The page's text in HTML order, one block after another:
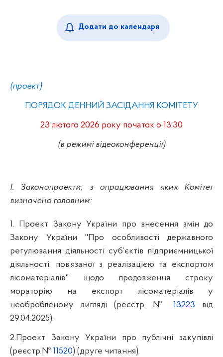
Додати до календаря
(проект)
ПОРЯДОК ДЕННИЙ ЗАСІДАННЯ КОМІТЕТУ
23 лютого 2026 року початок о 13:30
(в режимі відеоконференції)
І. Законопроекти, з опрацювання яких Комітет
визначено головним:
1. Проект Закону України про внесення змін до
Закону України "Про особливості державного
регулювання діяльності суб’єктів підприємницької
діяльності, пов’язаної з реалізацією та експортом
лісоматеріалів" щодо продовження строку
мораторію на експорт лісоматеріалів у
необробленому вигляді (реєстр. № 13223 від
29.04.2025).
2.Проект Закону України про публічні закупівлі
(реєстр.№ 11520) (друге читання).